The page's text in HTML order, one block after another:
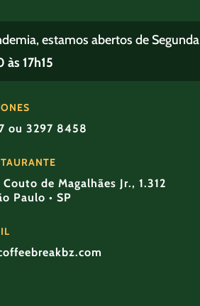
estamos abertos de Segunda
17h15
ou 3297 8458
de Magalhães Jr., 1.312
Paulo • SP